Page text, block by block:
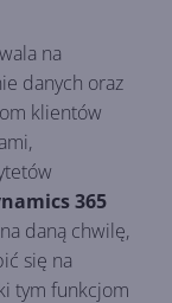
na
danych oraz
klientów
365
daną chwilę,
się na
tym funkcjom